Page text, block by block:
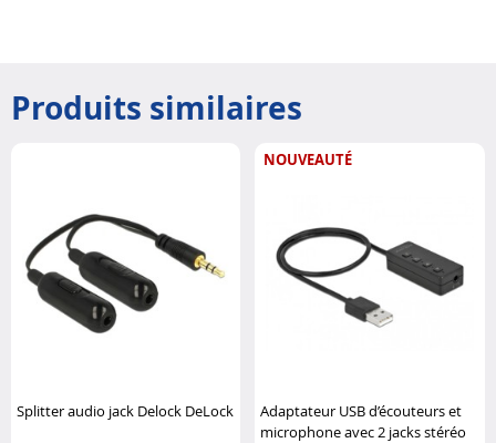
Produits similaires
Splitter audio jack Delock DeLock
NOUVEAUTÉ
Adaptateur USB d’écouteurs et
microphone avec 2 jacks stéréo